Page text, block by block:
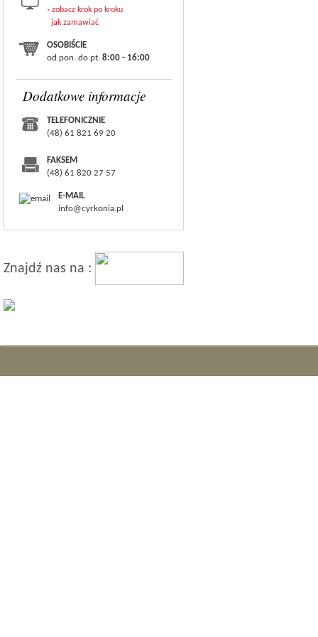
› zobacz krok po kroku
jak zamawiać
OSOBIŚCIE
od pon. do pt. 8:00 - 16:00
Dodatkowe informacje
TELEFONICZNIE
(48) 61 821 69 20
FAKSEM
(48) 61 820 27 57
E-MAIL
info@cyrkonia.pl
Znajdź nas na :